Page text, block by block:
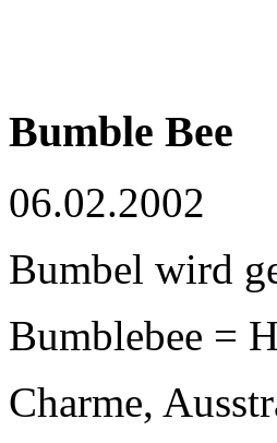
Bumble Bee
06.02.2002
Bumbel wird
Bumblebee =
Charme,